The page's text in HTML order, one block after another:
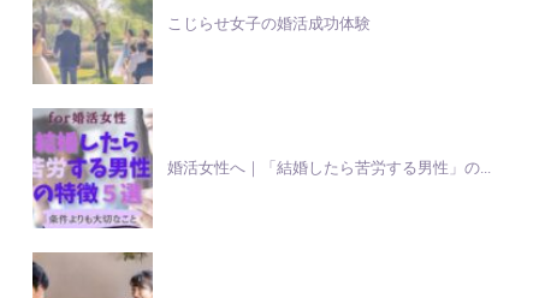
こじらせ女子の婚活成功体験
婚活女性へ｜「結婚したら苦労する男性」の...